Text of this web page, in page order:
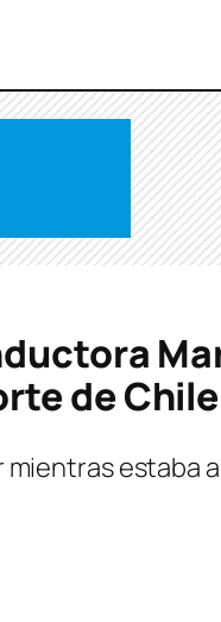
de Chile
estaba